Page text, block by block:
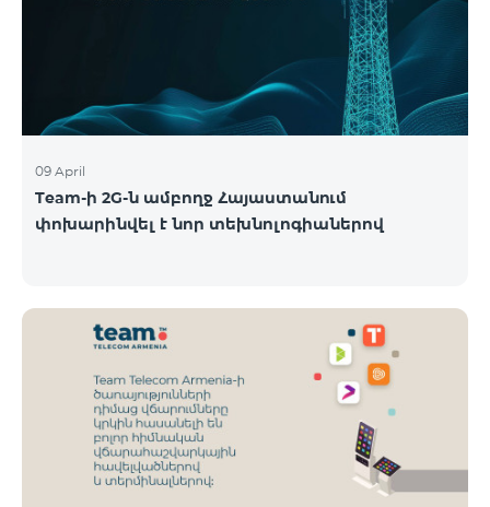
09 April
Team-ի 2G-ն ամբողջ Հայաստանում
փոխարինվել է նոր տեխնոլոգիաներով